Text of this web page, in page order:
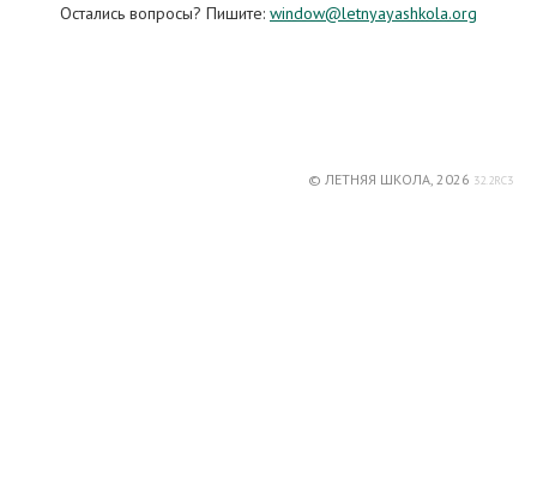
Остались вопросы? Пишите: window@letnyayashkola.org
© ЛЕТНЯЯ ШКОЛА, 2026 32.2RC3